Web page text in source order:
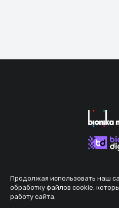
Продолжая использовать наш
обработку файлов cookie,
работу сайта.